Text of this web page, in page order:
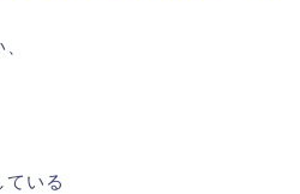
ている